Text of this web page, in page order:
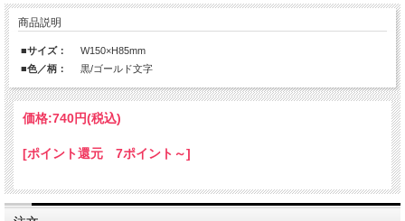
商品説明
■サイズ：
W150×H85mm
■色／柄：
黒/ゴールド文字
価格:740円(税込)
[ポイント還元 7ポイント～]